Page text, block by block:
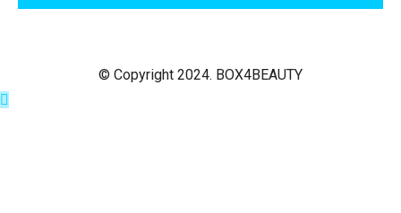
© Copyright 2024. BOX4BEAUTY